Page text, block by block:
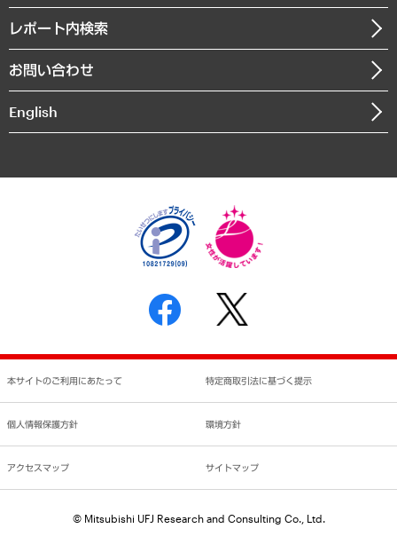
まちづくり・観光・交通・スポーツ・スマートシティ
自然資源・農林水産業・食料システム
沿革
組織図・本部部室紹介
インドネシア現地法人
個人情報保護方針
反社会的勢力に対する基本方針
書面による個人情報の開示等の請求の手続きについて
レポート内検索
お問い合わせ
English
本サイトのご利用にあたって 特定商取引法に基づく提示
個人情報保護方針 環境方針
アクセスマップ サイトマップ
© Mitsubishi UFJ Research and Consulting Co., Ltd.